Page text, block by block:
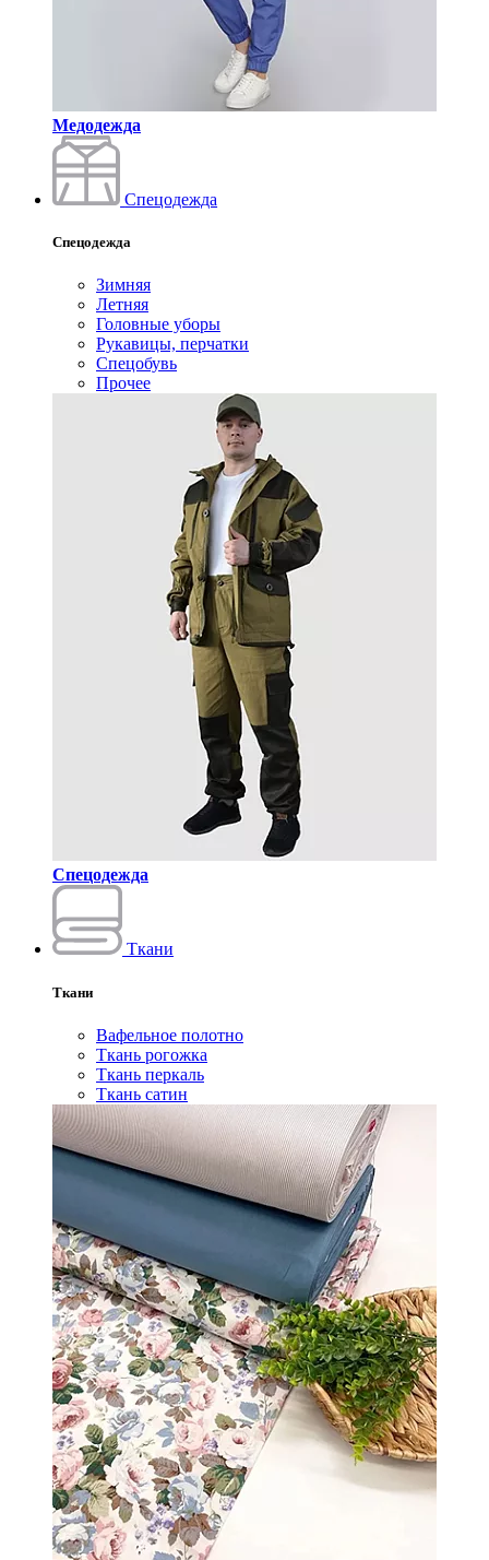
Медодежда
Спецодежда
Спецодежда
Зимняя
Летняя
Головные уборы
Рукавицы, перчатки
Спецобувь
Прочее
Спецодежда
Ткани
Ткани
Вафельное полотно
Ткань рогожка
Ткань перкаль
Ткань сатин